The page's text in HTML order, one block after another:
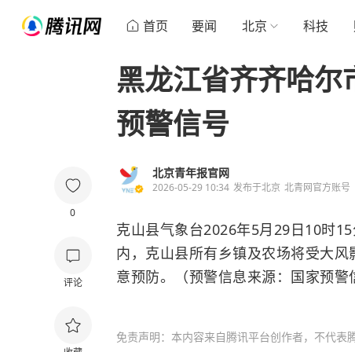
首页 要闻 北京 科技
0
评论
黑龙江省齐齐哈
预警信号
北京青年报官网
2026-05-29 10:34 发布于北京 北青网官方账号
克山县气象台2026年5月29日10时
内，克山县所有乡镇及农场将受大
意预防。（预警信息来源：国家预警
免责声明：本内容来自腾讯平台创作者，不代表